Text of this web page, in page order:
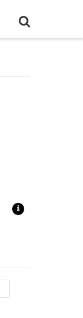
扫一扫联系售后咨询